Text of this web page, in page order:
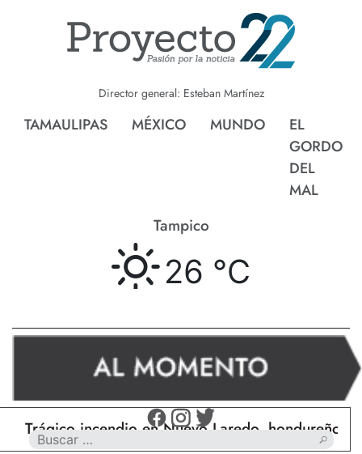
Director general: Esteban Martínez
TAMAULIPAS MÉXICO MUNDO
EL
GORDO
DEL
MAL
Tampico
26 °C
incendio en Nuevo Laredo, hondureño muere